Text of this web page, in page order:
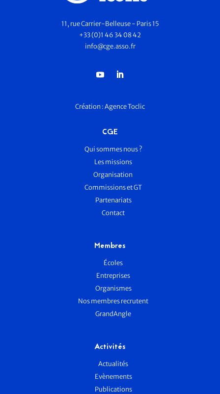
11, rue Carrier-Belleuse - Paris 15
+33 (0)1 46 34 08 42
info@cge.asso.fr
Création :Agence Toclic
CGE
Qui sommes nous ?
Les missions
Organisation
Commissions et GT
Partenariats
Contact
Membres
Écoles
Entreprises
Organismes
Nos membres recrutent
GrandAngle
Activités
Actualités
Evènements
Publications